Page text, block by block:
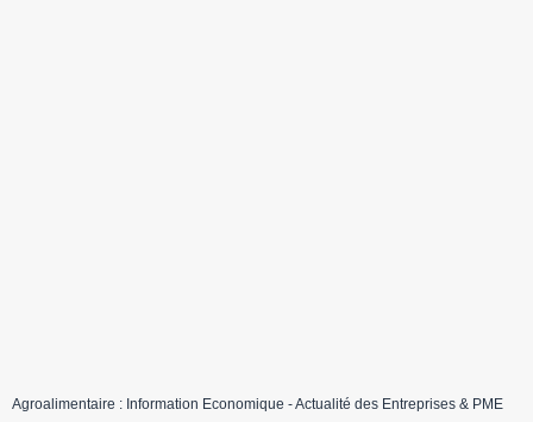
Agroalimentaire : Information Economique - Actualité des Entreprises & PME